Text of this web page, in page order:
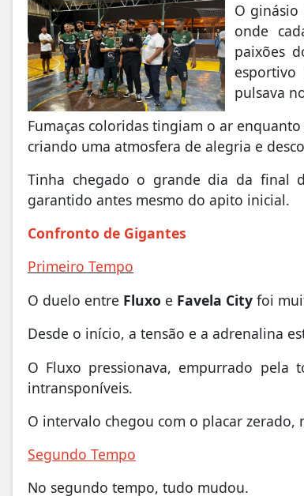
O ginásio
onde
paixões
pulsava
Fumaças coloridas tingiam o ar
criando uma atmosfera de alegria e
Tinha chegado o grande dia da final
garantido antes mesmo do apito inicial.
Confronto de Gigantes
Primeiro Tempo
O duelo entre Fluxo e Favela City foi
Desde o início, a tensão e a adrenalina
O Fluxo pressionava, empurrado pela
intransponíveis.
O intervalo chegou com o placar zerado,
Segundo Tempo
No segundo tempo, tudo mudou.